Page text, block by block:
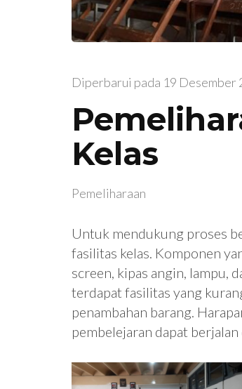
Diperbarui pada 19 Desember
Kelas
Pemeliharaan
Untuk mendukung proses
fasilitas kelas. Komponen
screen, kipas angin, lampu,
terdapat fasilitas yang
penambahan barang.
pembelejaran dapat